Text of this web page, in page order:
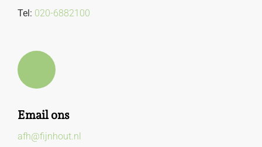
Tel: 020-6882100
Email ons
afh@fijnhout.nl